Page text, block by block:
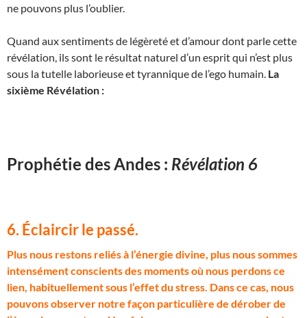
ne pouvons plus l’oublier.
Quand aux sentiments de légèreté et d’amour dont parle cette
révélation, ils sont le résultat naturel d’un esprit qui n’est plus
sous la tutelle laborieuse et tyrannique de l’ego humain. La
sixième Révélation :
Prophétie des Andes : Révélation 6
6. Éclaircir le passé.
Plus nous restons reliés à l’énergie divine, plus nous sommes
intensément conscients des moments où nous perdons ce
lien, habituellement sous l’effet du stress. Dans ce cas, nous
pouvons observer notre façon particulière de dérober de